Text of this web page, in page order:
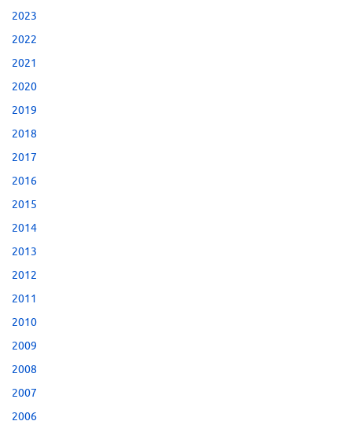
2023
2022
2021
2020
2019
2018
2017
2016
2015
2014
2013
2012
2011
2010
2009
2008
2007
2006